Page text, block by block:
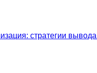
стратегии